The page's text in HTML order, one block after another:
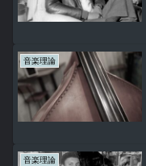
音楽理論
音楽理論